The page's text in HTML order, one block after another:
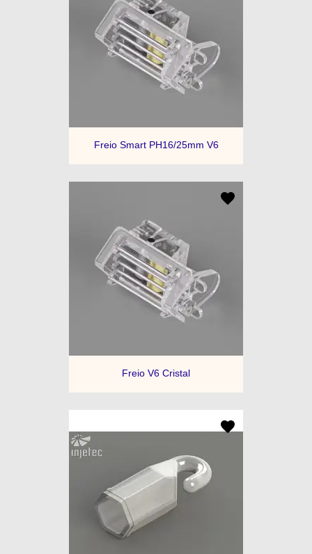
Freio Smart PH16/25mm V6
Freio V6 Cristal